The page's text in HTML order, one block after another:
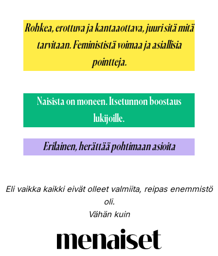
Rohkea, erottuva ja kantaaottava, juuri sitä mitä
tarvitaan. Feminististä voimaa ja asiallisia
pointteja.
Naisista on moneen. Itsetunnon boostaus
lukijoille.
Erilainen, herättää pohtimaan asioita
Eli vaikka kaikki eivät olleet valmiita, reipas enemmistö
oli.
Vähän kuin